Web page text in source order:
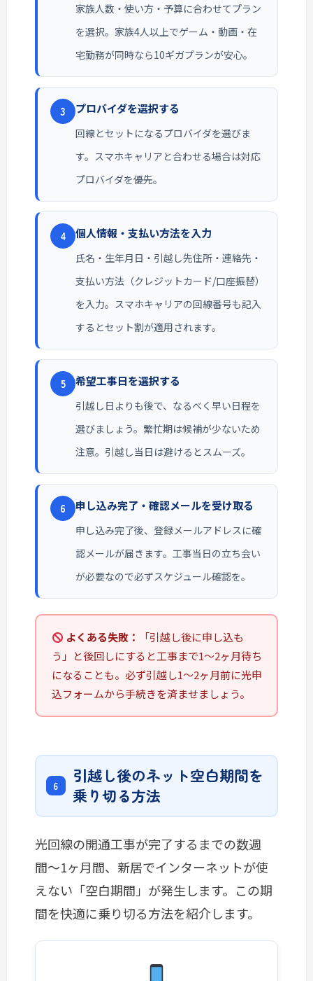
家族人数・使い方・予算に合わせてプラン
を選択。家族4人以上でゲーム・動画・在
宅勤務が同時なら10ギガプランが安心。
3 プロバイダを選択する
回線とセットになるプロバイダを選びま
す。スマホキャリアと合わせる場合は対応
プロバイダを優先。
4 個人情報・支払い方法を入力
氏名・生年月日・引越し先住所・連絡先・
支払い方法（クレジットカード/口座振替）
を入力。スマホキャリアの回線番号も記入
するとセット割が適用されます。
5 希望工事日を選択する
引越し日よりも後で、なるべく早い日程を
選びましょう。繁忙期は候補が少ないため
注意。引越し当日は避けるとスムーズ。
6 申し込み完了・確認メールを受け取る
申し込み完了後、登録メールアドレスに確
認メールが届きます。工事当日の立ち会い
が必要なので必ずスケジュール確認を。
よくある失敗：
「引越し後に申し込も
う」と後回しにすると工事まで1〜2ヶ月待ち
になることも。必ず引越し1〜2ヶ月前に光申
込フォームから手続きを済ませましょう。
引越し後のネット空白期間を
乗り切る方法
光回線の開通工事が完了するまでの数週
間〜1ヶ月間、新居でインターネットが使
えない「空白期間」が発生します。この期
間を快適に乗り切る方法を紹介します。